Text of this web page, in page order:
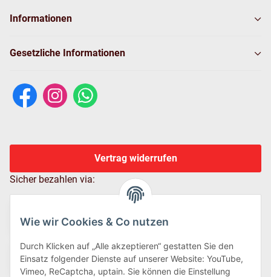
Wie wir Cookies & Co nutzen
Durch Klicken auf „Alle akzeptieren“ gestatten Sie den
Einsatz folgender Dienste auf unserer Website: YouTube,
Vimeo, ReCaptcha, uptain. Sie können die Einstellung
Informationen
Gesetzliche Informationen
Vertrag widerrufen
Sicher bezahlen via: